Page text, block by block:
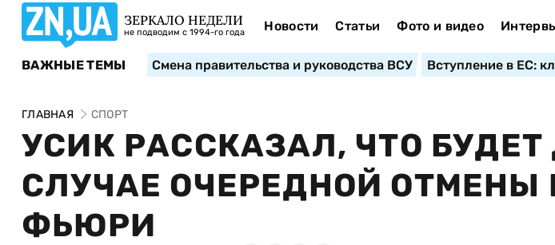
ЗЕРКАЛО НЕДЕЛИ
не подводим с 1994-го года Новости Статьи Фото и видео
ВАЖНЫЕ ТЕМЫ Смена правительства и руководства ВСУ Вступление в ЕС:
ГЛАВНАЯ СПОРТ
УСИК РАССКАЗАЛ, ЧТО БУДЕТ
СЛУЧАЕ ОЧЕРЕДНОЙ ОТМЕНЫ
ФЬЮРИ